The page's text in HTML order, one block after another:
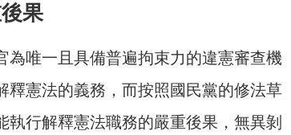
果
唯一且具備普遍拘束力的違憲審查機
釋憲法的義務，而按照國民黨的修法草
行解釋憲法職務的嚴重後果，無異剝